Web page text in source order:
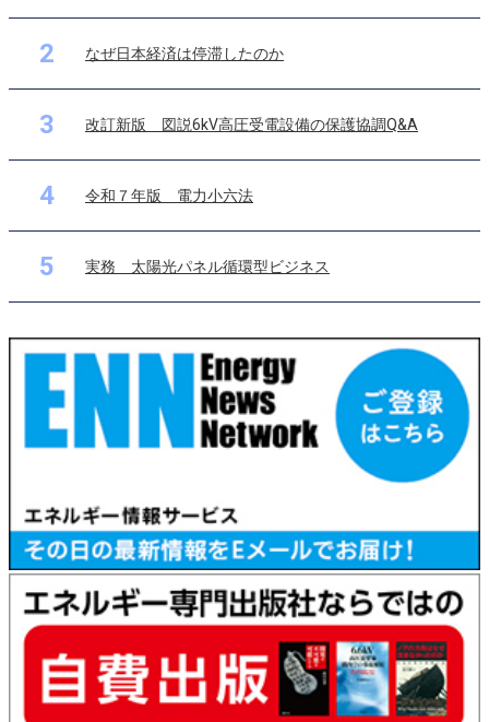
2 なぜ日本経済は停滞したのか
3 改訂新版 図説6kV高圧受電設備の保護協調Q&A
4 令和７年版 電力小六法
5 実務 太陽光パネル循環型ビジネス